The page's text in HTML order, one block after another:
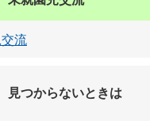
流
見つからないときは